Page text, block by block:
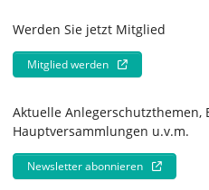
Werden Sie jetzt Mitglied
Mitglied werden
Aktuelle Anlegerschutzthemen,
Hauptversammlungen u.v.m.
Newsletter abonnieren